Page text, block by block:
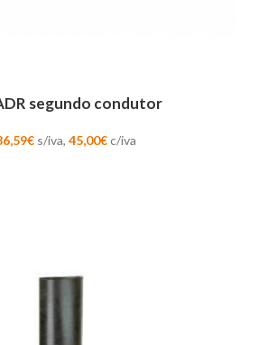
segundo condutor
€ s/iva, 45,00€c/iva